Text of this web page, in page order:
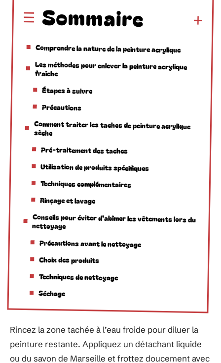
Sommaire
Comprendre la nature de la peinture acrylique
Les méthodes pour enlever la peinture acrylique
fraîche
Étapes à suivre
Précautions
Comment traiter les taches de peinture acrylique
sèche
Pré-traitement des taches
Utilisation de produits spécifiques
Techniques complémentaires
Rinçage et lavage
Conseils pour éviter d’abîmer les vêtements lors du
nettoyage
Précautions avant le nettoyage
Choix des produits
Techniques de nettoyage
Séchage
Rincez la zone tachée à l’eau froide pour diluer la
peinture restante. Appliquez un détachant liquide
ou du savon de Marseille et frottez doucement avec